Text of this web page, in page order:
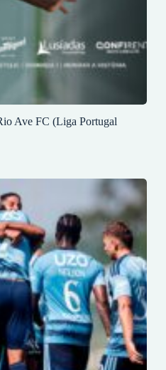
Ave FC (Liga Portugal